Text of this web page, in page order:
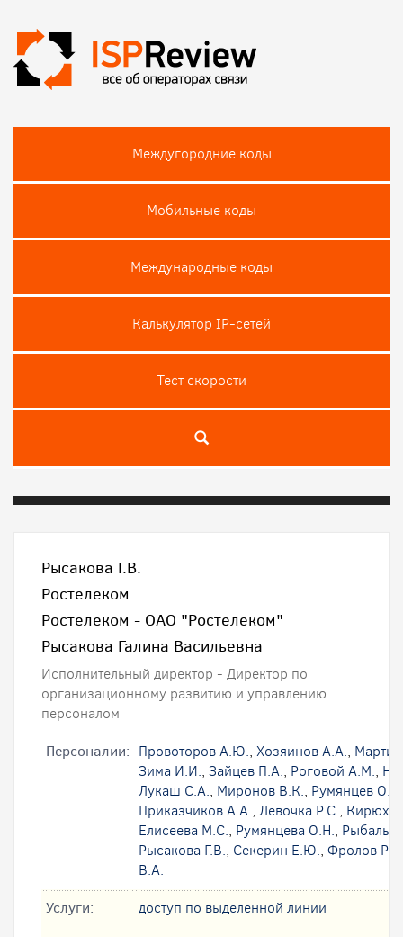
Междугородние коды
Мобильные коды
Международные коды
Калькулятор IP-сетей
Тест скороcти
Рысакова Г.В.
Ростелеком
Ростелеком - ОАО "Ростелеком"
Рысакова Галина Васильевна
Исполнительный директор - Директор по
организационному развитию и управлению
персоналом
Персоналии: Провоторов А.Ю., Хозяинов А.А.,
Зима И.И., Зайцев П.А., Роговой А.М.,
Лукаш С.А., Миронов В.К., Румянцев О.В.
Приказчиков А.А., Левочка Р.С.,
Елисеева М.С., Румянцева О.Н.,
Рысакова Г.В., Секерин Е.Ю., Фролов Р.А.
В.А.
Услуги:
доступ по выделенной линии